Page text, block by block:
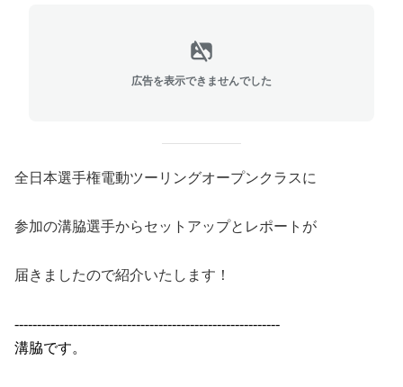
広告を表示できませんでした
全日本選手権電動ツーリングオープンクラスに
参加の溝脇選手からセットアップとレポートが
届きましたので紹介いたします！
-----------------------------------------------------------
溝脇です。